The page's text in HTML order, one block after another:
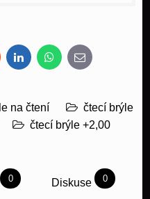
LinkedInWhatsApp
E-
mail
na čtení
čtecí brýle
čtecí brýle +2,00
0 Diskuse 0